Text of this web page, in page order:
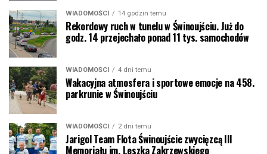
WIADOMOŚCI 14 godzin temu
Rekordowy ruch w tunelu w Świnoujściu. Już do
godz. 14 przejechało ponad 11 tys. samochodów
WIADOMOŚCI 4 dni temu
Wakacyjna atmosfera i sportowe emocje na 458.
parkrunie w Świnoujściu
WIADOMOŚCI 2 dni temu
Jarigol Team Flota Świnoujście zwycięzcą III
Memoriału im. Leszka Zakrzewskiego